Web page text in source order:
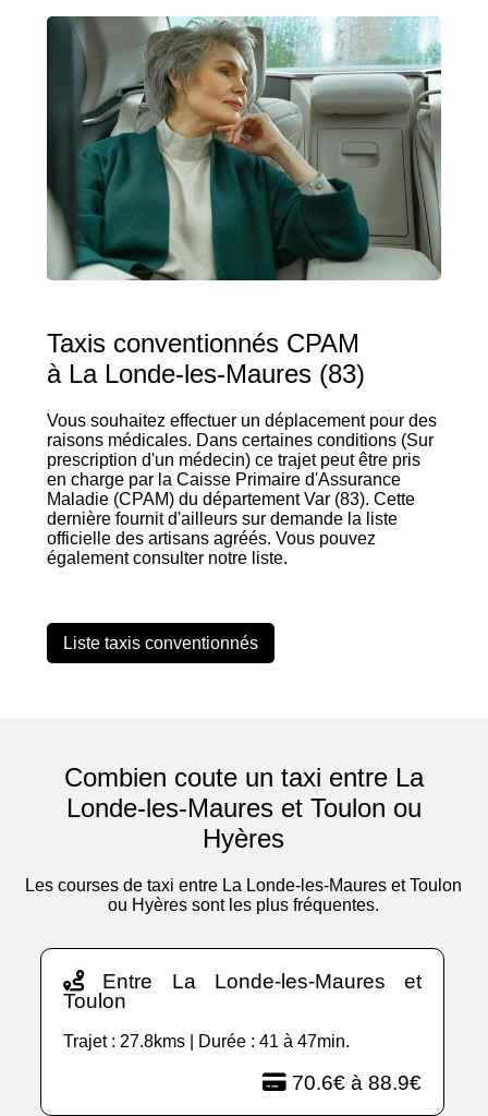
Taxis conventionnés CPAM
à La Londe-les-Maures (83)
Vous souhaitez effectuer un déplacement pour des
raisons médicales. Dans certaines conditions (Sur
prescription d'un médecin) ce trajet peut être pris
en charge par la Caisse Primaire d'Assurance
Maladie (CPAM) du département Var (83). Cette
dernière fournit d'ailleurs sur demande la liste
officielle des artisans agréés. Vous pouvez
également consulter notre liste.
Liste taxis conventionnés
Combien coute un taxi entre La
Londe-les-Maures et Toulon ou
Hyères
Les courses de taxi entre La Londe-les-Maures et Toulon
ou Hyères sont les plus fréquentes.
Entre La Londe-les-Maures et
Toulon
Trajet : 27.8kms | Durée : 41 à 47min.
70.6€ à 88.9€